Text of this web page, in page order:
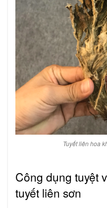
Tuyết liên hoa
Công dụng tuyệt
tuyết liên sơn